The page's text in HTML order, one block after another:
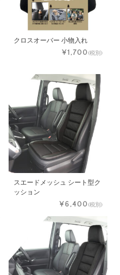
クロスオーバー 小物入れ
¥1,700(税別)
スエードメッシュ シート型ク
ッション
¥6,400(税別)